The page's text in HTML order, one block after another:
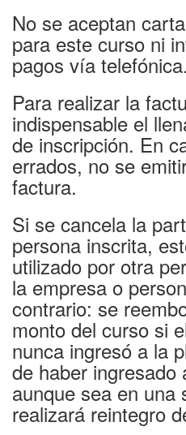
No se aceptan
para este curso ni
pagos vía telefónica.
Para realizar la
indispensable el
de inscripción. En
errados, no se
factura.
Si se cancela la
persona inscrita,
utilizado por otra
la empresa o
contrario: se
monto del curso si
nunca ingresó a la
de haber ingresado
aunque sea en una
realizará reintegro